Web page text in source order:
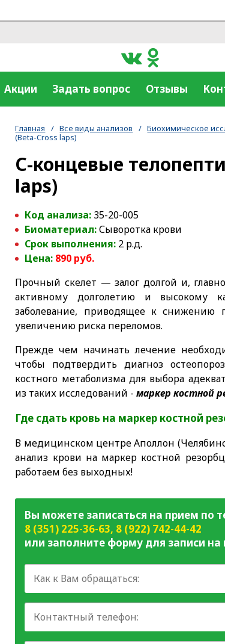
Акции Задать вопрос Отзывы
Главная / Все виды анализов / Биохимическое
(Beta-Cross laps)
С-концевые
laps)
Код анализа: 35-20-005
Биоматериал:Сыворотка крови
Срок выполнения: 2 р.д.
Цена: 890 руб.
Прочный скелет — залог долгой и,
активному долголетию и высокому
заболевание, приводящее к снижению
увеличению риска переломов.
Прежде чем начинать лечение
чтобы подтвердить диагноз
костного метаболизма для выбора
из таких исследований -маркер костной
Где сдать кровь на маркер костной
В медицинском центре Аполлон
анализ крови на маркер костной
работаем без выходных!
Вы можете записаться на прием по
8 (351) 225-36-63, 8 (922) 742-44-42
или заполните форму для записи на